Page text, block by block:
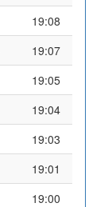
19:08
19:07
19:05
19:04
19:03
19:01
19:00